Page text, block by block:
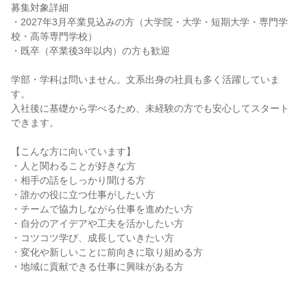
募集対象詳細
・2027年3月卒業見込みの方（大学院・大学・短期大学・専門学
校・高等専門学校）
・既卒（卒業後3年以内）の方も歓迎
学部・学科は問いません。文系出身の社員も多く活躍していま
す。
入社後に基礎から学べるため、未経験の方でも安心してスタート
できます。
【こんな方に向いています】
・人と関わることが好きな方
・相手の話をしっかり聞ける方
・誰かの役に立つ仕事がしたい方
・チームで協力しながら仕事を進めたい方
・自分のアイデアや工夫を活かしたい方
・コツコツ学び、成長していきたい方
・変化や新しいことに前向きに取り組める方
・地域に貢献できる仕事に興味がある方